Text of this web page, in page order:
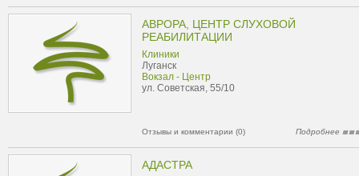
АВРОРА, ЦЕНТР СЛУХОВОЙ
РЕАБИЛИТАЦИИ
Клиники
Луганск
Вокзал - Центр
ул. Советская, 55/10
Отзывы и комментарии (0) Подробнее
АДАСТРА